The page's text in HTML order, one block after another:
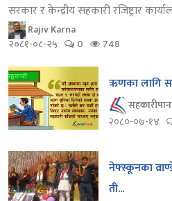
सरकार र केन्द्रीय सहकारी रजिष्ट्रार
Rajiv Karna
२०८१-०८-२५
0 748
ऋणका लागि
२०८०-०७-१४
नेफ्स्कूनका
ती...